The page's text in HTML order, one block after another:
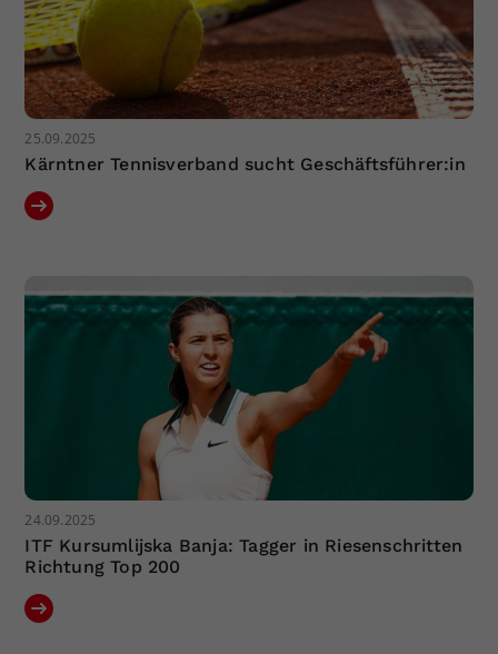
25.09.2025
Kärntner Tennisverband sucht Geschäftsführer:in
24.09.2025
ITF Kursumlijska Banja: Tagger in Riesenschritten
Richtung Top 200